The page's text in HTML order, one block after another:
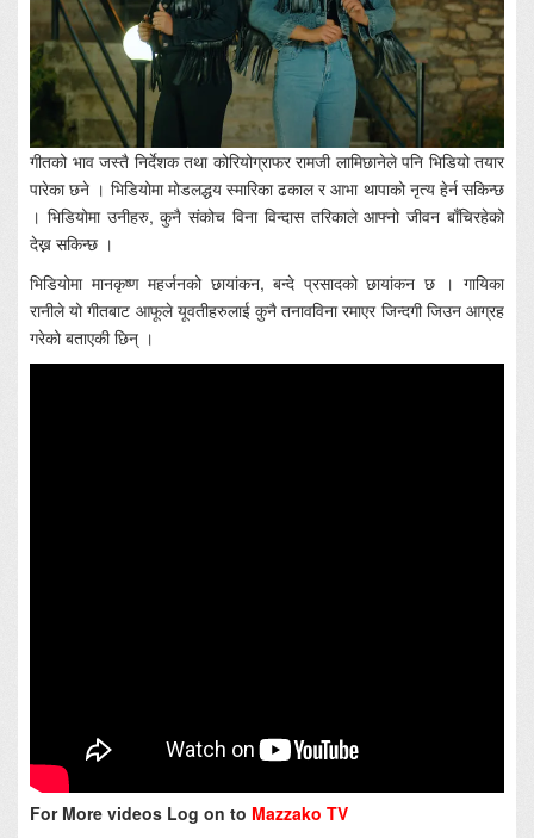
गीतको भाव जस्तै निर्देशक तथा कोरियोग्राफर रामजी लामिछानेले पनि भिडियो तयार
पारेका छने । भिडियोमा मोडलद्धय स्मारिका ढकाल र आभा थापाको नृत्य हेर्न सकिन्छ
। भिडियोमा उनीहरु, कुनै संकोच विना विन्दास तरिकाले आफ्नो जीवन बाँचिरहेको
देख्न सकिन्छ ।
भिडियोमा मानकृष्ण महर्जनको छायांकन, बन्दे प्रसादको छायांकन छ । गायिका
रानीले यो गीतबाट आफूले यूवतीहरुलाई कुनै तनावविना रमाएर जिन्दगी जिउन आग्रह
गरेको बताएकी छिन् ।
For More videos Log on to Mazzako TV